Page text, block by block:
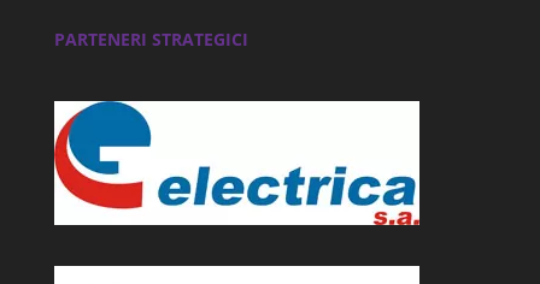
PARTENERI STRATEGICI